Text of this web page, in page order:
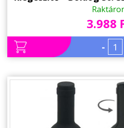
- Ajándék 50.
3.988
-